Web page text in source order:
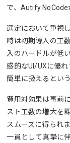
で、Autify NoCode
選定において重視
時は初期導入の工
入のハードルが低
感的なUI/UXに優
簡単に扱えるとい
費用対効果は事前
スト工数の増大を
スムーズに得られ
一員として真摯に